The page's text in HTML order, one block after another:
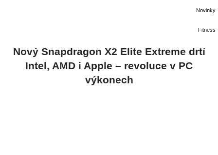
Novinky
Fitness
Nový Snapdragon X2 Elite Extreme drtí
Intel, AMD i Apple – revoluce v PC
výkonech